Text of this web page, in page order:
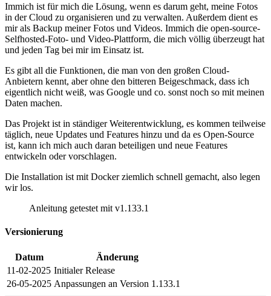
Immich ist für mich die Lösung, wenn es darum geht, meine Fotos
in der Cloud zu organisieren und zu verwalten. Außerdem dient es
mir als Backup meiner Fotos und Videos. Immich die open-source-
Selfhosted-Foto- und Video-Plattform, die mich völlig überzeugt hat
und jeden Tag bei mir im Einsatz ist.
Es gibt all die Funktionen, die man von den großen Cloud-
Anbietern kennt, aber ohne den bitteren Beigeschmack, dass ich
eigentlich nicht weiß, was Google und co. sonst noch so mit meinen
Daten machen.
Das Projekt ist in ständiger Weiterentwicklung, es kommen teilweise
täglich, neue Updates und Features hinzu und da es Open-Source
ist, kann ich mich auch daran beteiligen und neue Features
entwickeln oder vorschlagen.
Die Installation ist mit Docker ziemlich schnell gemacht, also legen
wir los.
Anleitung getestet mit v1.133.1
Versionierung
Datum
Änderung
11-02-2025 Initialer Release
26-05-2025 Anpassungen an Version 1.133.1